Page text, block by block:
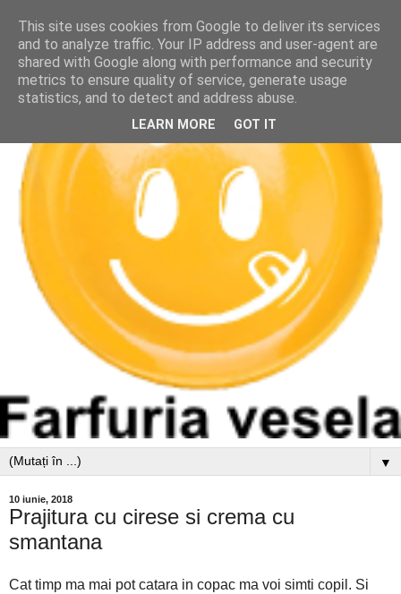
▼
10 iunie, 2018
Prajitura cu cirese si crema cu
smantana
Cat timp ma mai pot catara in copac ma voi simti copil. Si
This site uses cookies from Google to deliver its services
and to analyze traffic. Your IP address and user-agent are
shared with Google along with performance and security
metrics to ensure quality of service, generate usage
statistics, and to detect and address abuse.
LEARN MORE GOT IT